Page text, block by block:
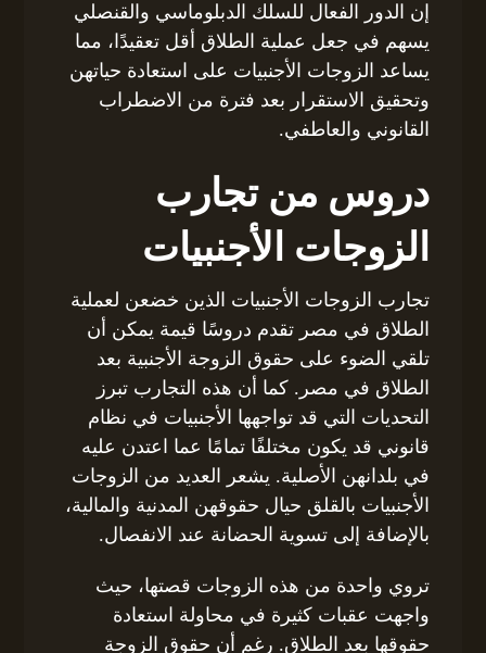
إن الدور الفعال للسلك الدبلوماسي والقنصلي
يسهم في جعل عملية الطلاق أقل تعقيدًا، مما
يساعد الزوجات الأجنبيات على استعادة حياتهن
وتحقيق الاستقرار بعد فترة من الاضطراب
القانوني والعاطفي.
دروس من تجارب
الزوجات الأجنبيات
تجارب الزوجات الأجنبيات الذين خضعن لعملية
الطلاق في مصر تقدم دروسًا قيمة يمكن أن
تلقي الضوء على حقوق الزوجة الأجنبية بعد
الطلاق في مصر. كما أن هذه التجارب تبرز
التحديات التي قد تواجهها الأجنبيات في نظام
قانوني قد يكون مختلفًا تمامًا عما اعتدن عليه
في بلدانهن الأصلية. يشعر العديد من الزوجات
الأجنبيات بالقلق حيال حقوقهن المدنية والمالية،
بالإضافة إلى تسوية الحضانة عند الانفصال.
تروي واحدة من هذه الزوجات قصتها، حيث
واجهت عقبات كثيرة في محاولة استعادة
حقوقها بعد الطلاق. رغم أن حقوق الزوجة